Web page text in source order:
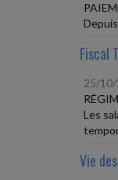
Fiscal
25/
Les
Vie